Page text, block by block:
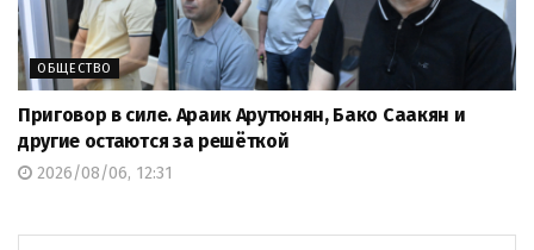
ОБЩЕСТВО
Приговор в силе. Араик Арутюнян, Бако Саакян и
другие остаются за решёткой
2026/08/06, 12:31